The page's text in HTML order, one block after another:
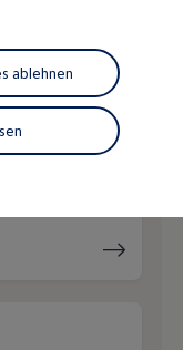
wir
ablehnen